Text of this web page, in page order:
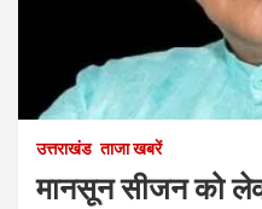
उत्तराखंड ताजा खबरें
मानसून सीजन को